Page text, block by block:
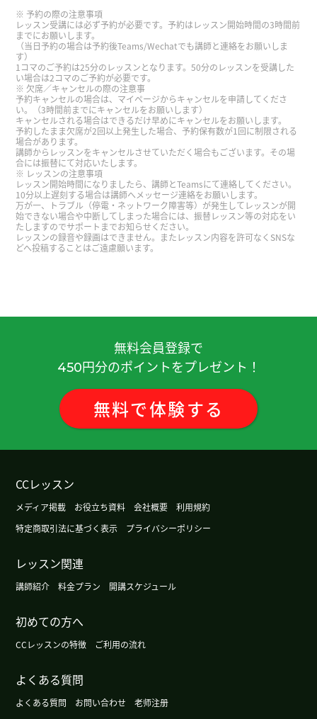
跟你聊天真开心 下次再聊别的话题吧 谢谢老师
性 )
谢谢你给我好懂的课！ 下次见👍☺️👍( 40代 男性 )
谢谢您的课！上课很开心了～
和你聊天真的很愉快。我想吃传统的老式麻辣烫！
下次见^^
谢谢您的课。我喜欢东北菜，狗宝肉和地三鲜很好
吃！在日本的话，池袋有当地的好吃的东北菜店。
下次再见！( 男性 )
非常感谢您面带微笑、细致入微地教导我！
我很惊讶，没想到老师知道京都人的「皮肉」。 但
是平时用那样的「皮肉」的京都人很少。 我觉得京
都的年轻人不能用那样的「皮肉」。 但是因为在电
视上介绍，所以很有名了。 这节课也很有意思，谢
谢老师。( 50代 男性 )
今天非常感谢您耐心的指导
非常感謝 下次見( 40代 男性 )
非常感謝 下次見
下次见～
性 )
我听说过现在的中国如果只能用现金的话非常不方
予約の際の注意事項
レッスン受講には必ず予約が必要です。予約はレッスン開始時間の3時間前
までにお願いします。
（当日予約の場合は予約後Teams/Wechatでも講師と連絡をお願いしま
す）
1コマのご予約は25分のレッスンとなります。50分のレッスンを受講した
い場合は2コマのご予約が必要です。
欠席／キャンセルの際の注意事
予約キャンセルの場合は、マイページからキャンセルを申請してくださ
い。（3時間前までにキャンセルをお願いします）
キャンセルされる場合はできるだけ早めにキャンセルをお願いします。
予約したまま欠席が2回以上発生した場合、予約保有数が1回に制限される
場合があります。
講師からレッスンをキャンセルさせていただく場合もございます。その場
合には振替にて対応いたします。
レッスンの注意事項
レッスン開始時間になりましたら、講師とTeamsにて連絡してください。
10分以上遅刻する場合は講師へメッセージ連絡をお願いします。
万が一、トラブル（停電・ネットワーク障害等）が発生してレッスンが開
始できない場合や中断してしまった場合には、振替レッスン等の対応をい
たしますのでサポートまでお知らせください。
レッスンの録音や録画はできません。またレッスン内容を許可なくSNSな
どへ投稿することはご遠慮願います。
無料会員登録で
450円分のポイントをプレゼント！
無料で体験する
CCレッスン
メディア掲載 お役立ち資料 会社概要
利用規約
特定商取引法に基づく表示
プライバシーポリシー
レッスン関連
講師紹介 料金プラン 開講スケジュール
初めての方へ
CCレッスンの特徴 ご利用の流れ
よくある質問
よくある質問 お問い合わせ 老师注册